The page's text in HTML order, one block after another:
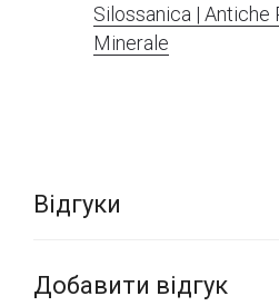
Silossanica | Antiche
Minerale
Відгуки
Добавити відгук